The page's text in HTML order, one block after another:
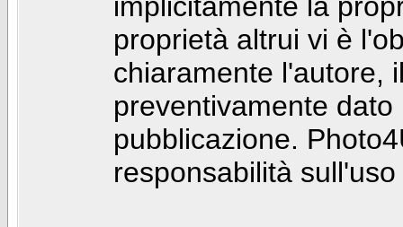
proprietà altrui vi è
chiaramente l'autore,
preventivamente
pubblicazione.
responsabilità